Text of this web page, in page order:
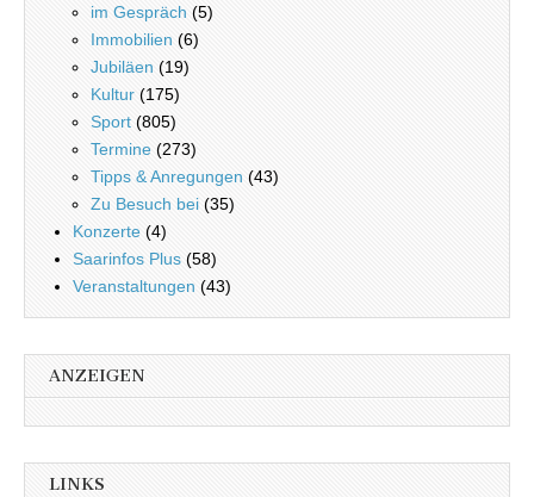
im Gespräch (5)
Immobilien (6)
Jubiläen (19)
Kultur (175)
Sport (805)
Termine (273)
Tipps & Anregungen (43)
Zu Besuch bei (35)
Konzerte (4)
Saarinfos Plus (58)
Veranstaltungen (43)
ANZEIGEN
LINKS